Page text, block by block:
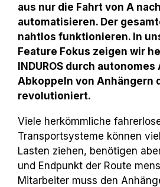
aus nur die Fahrt von A
automatisieren. Der
nahtlos funktionieren. In
Feature Fokus zeigen wir
INDUROS durch
Abkoppeln von Anhängern
revolutioniert.
Viele herkömmliche
Transportsysteme können
Lasten ziehen, benötigen
und Endpunkt der Route
Mitarbeiter muss den